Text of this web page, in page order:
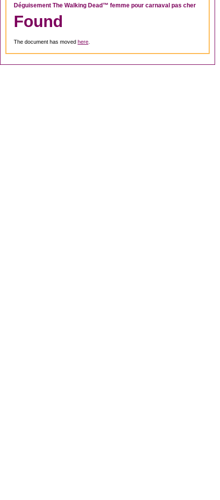
Déguisement The Walking Dead™ femme pour carnaval pas cher
Found
The document has moved here